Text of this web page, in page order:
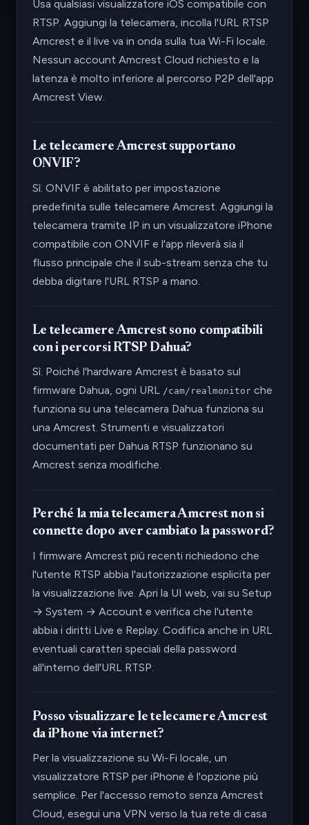
Usa qualsiasi visualizzatore iOS compatibile con
RTSP. Aggiungi la telecamera, incolla l'URL RTSP
Amcrest e il live va in onda sulla tua Wi-Fi locale.
Nessun account Amcrest Cloud richiesto e la
latenza è molto inferiore al percorso P2P dell'app
Amcrest View.
Le telecamere Amcrest supportano
ONVIF?
Sì. ONVIF è abilitato per impostazione
predefinita sulle telecamere Amcrest. Aggiungi la
telecamera tramite IP in un visualizzatore iPhone
compatibile con ONVIF e l'app rileverà sia il
flusso principale che il sub-stream senza che tu
debba digitare l'URL RTSP a mano.
Le telecamere Amcrest sono compatibili
con i percorsi RTSP Dahua?
Sì. Poiché l'hardware Amcrest è basato sul
firmware Dahua, ogni URL /cam/realmonitorche
funziona su una telecamera Dahua funziona su
una Amcrest. Strumenti e visualizzatori
documentati per Dahua RTSP funzionano su
Amcrest senza modifiche.
Perché la mia telecamera Amcrest non si
connette dopo aver cambiato la password?
I firmware Amcrest più recenti richiedono che
l'utente RTSP abbia l'autorizzazione esplicita per
la visualizzazione live. Apri la UI web, vai su Setup
→ System → Account e verifica che l'utente
abbia i diritti Live e Replay. Codifica anche in URL
eventuali caratteri speciali della password
all'interno dell'URL RTSP.
Posso visualizzare le telecamere Amcrest
da iPhone via internet?
Per la visualizzazione su Wi-Fi locale, un
visualizzatore RTSP per iPhone è l'opzione più
semplice. Per l'accesso remoto senza Amcrest
Cloud, esegui una VPN verso la tua rete di casa